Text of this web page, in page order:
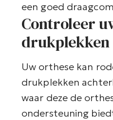
een goed
Controleer
drukplekken
Uw orthese kan
drukplekken
waar deze de
ondersteuning